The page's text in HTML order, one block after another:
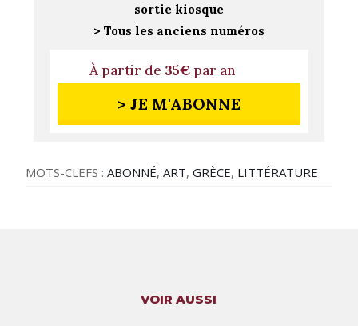
sortie kiosque
> Tous les anciens numéros
À partir de 35€par an
> JE M'ABONNE
MOTS-CLEFS :ABONNÉ,ART,GRÈCE, LITTÉRATURE
VOIR AUSSI